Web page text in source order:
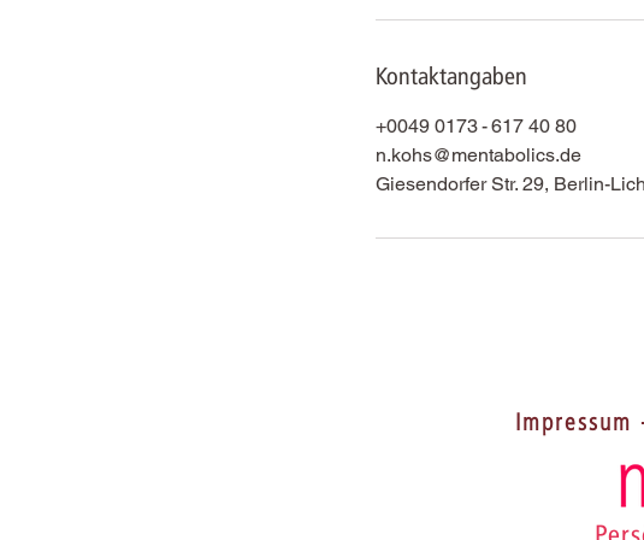
Kontaktangaben
+0049 0173 - 617 40 80
n.kohs@mentabolics.de
Giesendorfer Str. 29, Berlin-
Impressum